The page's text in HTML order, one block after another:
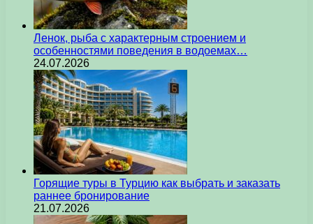
Ленок, рыба с характерным строением и
особенностями поведения в водоемах…
24.07.2026
Горящие туры в Турцию как выбрать и заказать
раннее бронирование
21.07.2026